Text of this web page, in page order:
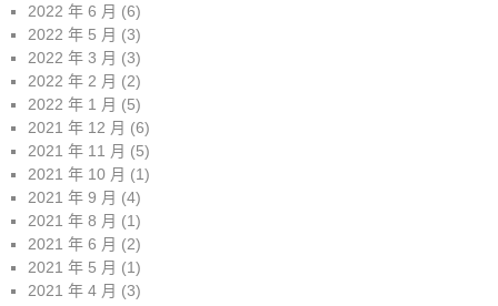
2022 年 6 月 (6)
2022 年 5 月 (3)
2022 年 3 月 (3)
2022 年 2 月 (2)
2022 年 1 月 (5)
2021 年 12 月 (6)
2021 年 11 月 (5)
2021 年 10 月 (1)
2021 年 9 月 (4)
2021 年 8 月 (1)
2021 年 6 月 (2)
2021 年 5 月 (1)
2021 年 4 月 (3)